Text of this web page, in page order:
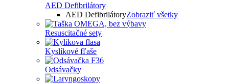
AED Defibrilátory
AED DefibrilátoryZobraziť všetky
Resuscitačné sety
Kyslíkové fľaše
Odsávačky